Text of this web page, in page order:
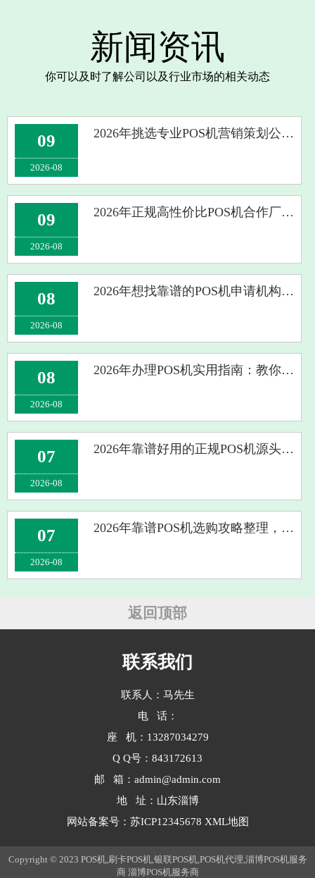
新闻资讯
你可以及时了解公司以及行业市场的相关动态
09
2026-08
2026年挑选专业POS机营销策划公司 这些实用筛选标准你要记牢
09
2026-08
2026年正规高性价比POS机合作厂家挑选指南及注意事项盘点
08
2026-08
2026年想找靠谱的POS机申请机构？这些挑选标准你可得记牢
08
2026-08
2026年办理POS机实用指南：教你甄别正规靠谱的支付机构
07
2026-08
2026年靠谱好用的正规POS机源头厂家盘点及挑选避坑实用指南分享
07
2026-08
2026年靠谱POS机选购攻略整理，看完不用纠结到底该选哪一家
返回顶部
联系我们
联系人：马先生
电 话：
座 机：13287034279
Q Q号：843172613
邮 箱：admin@admin.com
地 址：山东淄博
网站备案号： 苏ICP12345678 XML地图
Copyright © 2023 POS机,刷卡POS机,银联POS机,POS机代理,淄博POS机服务
商 淄博POS机服务商